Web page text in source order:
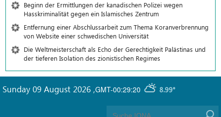
Beginn der Ermittlungen der kanadischen Polizei wegen
Hasskriminalität gegen ein Islamisches Zentrum
Entfernung einer Abschlussarbeit zum Thema Koranverbrennung
von Website einer schwedischen Universität
Die Weltmeisterschaft als Echo der Gerechtigkeit Palästinas und
der tieferen Isolation des zionistischen Regimes
GMT-00:29:20 8.99°
Sunday 09 August 2026 ,